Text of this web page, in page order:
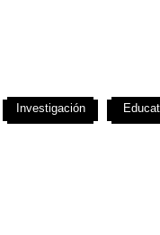
Investigación